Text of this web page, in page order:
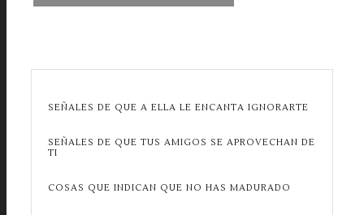
SEÑALES DE QUE A ELLA LE ENCANTA IGNORARTE
SEÑALES DE QUE TUS AMIGOS SE APROVECHAN DE
TI
COSAS QUE INDICAN QUE NO HAS MADURADO